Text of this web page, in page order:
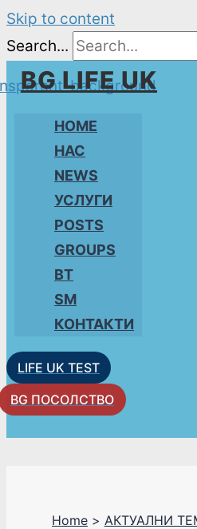
Skip to content
Search...
BG LIFE UK
HOME
НАС
NEWS
УСЛУГИ
POSTS
GROUPS
BT
SM
КОНТАКТИ
LIFE UK TEST
BG ПОСОЛСТВО
Home АКТУАЛНИ